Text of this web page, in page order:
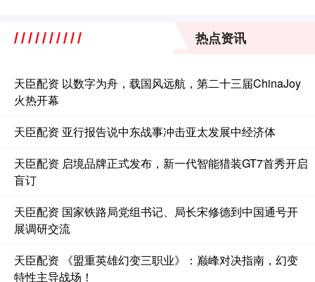
热点资讯
天臣配资 以数字为舟，载国风远航，第二十三届ChinaJoy
火热开幕
天臣配资 亚行报告说中东战事冲击亚太发展中经济体
天臣配资 启境品牌正式发布，新一代智能猎装GT7首秀开启
盲订
天臣配资 国家铁路局党组书记、局长宋修德到中国通号开
展调研交流
天臣配资 《盟重英雄幻变三职业》：巅峰对决指南，幻变
特性主导战场！